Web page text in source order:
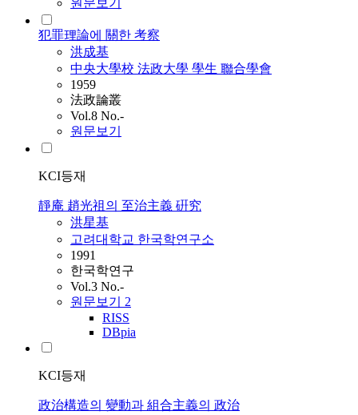
원문보기
犯罪理論에 關한 考察
洪成基
中央大學校 法政大學 學生 聯合學會
1959
法政論叢
Vol.8 No.-
원문보기
KCI등재
靜庵 趙光祖의 至治主義 硏究
洪星基
고려대학교 한국학연구소
1991
한국학연구
Vol.3 No.-
원문보기 2
RISS
DBpia
KCI등재
政治構造의 變動과 組合主義의 政治